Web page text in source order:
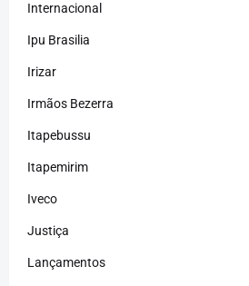
Internacional
Ipu Brasilia
Irizar
Irmãos Bezerra
Itapebussu
Itapemirim
Iveco
Justiça
Lançamentos